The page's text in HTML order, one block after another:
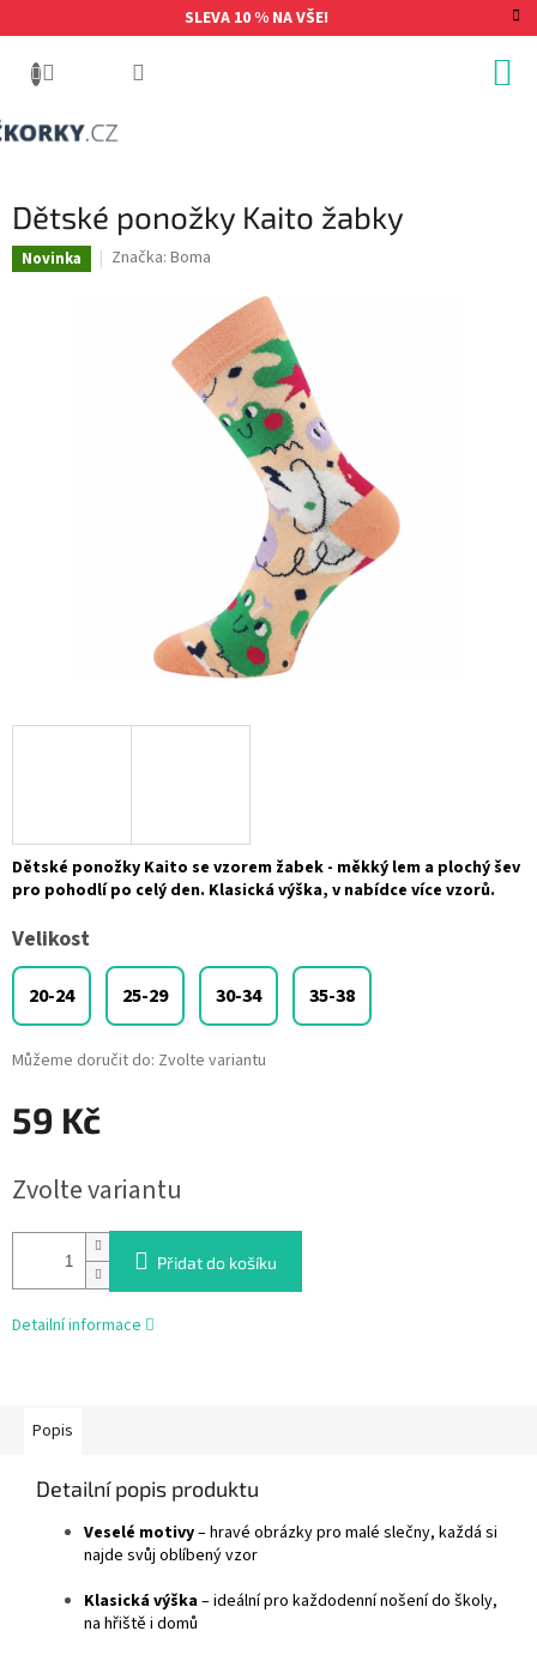
na
SLEVA 10 % NA VŠE!
Dětské ponožky Kaito žabky
Novinka Značka: Boma
59 Kč
cena:
Zvolte variantu
Velikost
20-24 25-29 30-34 35-38
Můžeme doručit do: Zvolte variantu
Přidat do košíku
Dětské ponožky Kaito se vzorem žabek - měkký lem a plochý šev
pro pohodlí po celý den. Klasická výška, v nabídce více vzorů.
Detailní informace
Popis
Detailní popis produktu
Veselé motivy– hravé obrázky pro malé slečny, každá si
najde svůj oblíbený vzor
Klasická výška– ideální pro každodenní nošení do školy,
na hřiště i domů